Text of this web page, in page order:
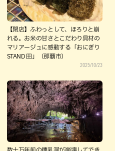
【閉店】ふわっとして、ほろりと崩
れる。お米の甘さとこだわり具材の
マリアージュに感動する「おにぎり
STAND 田」（那覇市）
2025/10/23
数十万年前の鍾乳洞が崩壊してでき